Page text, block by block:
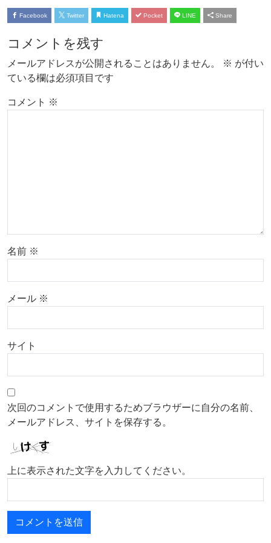
Facebook Twitter Hatena Pocket LINE Share
コメントを残す
メールアドレスが公開されることはありません。 ※ が付い
ている欄は必須項目です
コメント ※
名前 ※
メール ※
サイト
次回のコメントで使用するためブラウザーに自分の名前、
メールアドレス、サイトを保存する。
上に表示された文字を入力してください。